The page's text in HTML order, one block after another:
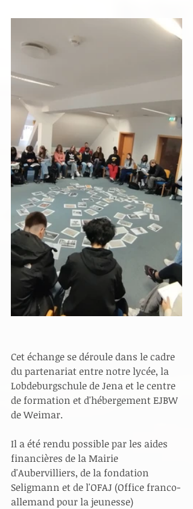
Cet échange se déroule dans le cadre
du partenariat entre notre lycée, la
Lobdeburgschule de Jena et le centre
de formation et d'hébergement EJBW
de Weimar.
Il a été rendu possible par les aides
financières de la Mairie
d'Aubervilliers, de la fondation
Seligmann et de l'OFAJ (Office franco-
allemand pour la jeunesse)